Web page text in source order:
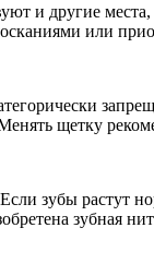
и другие
или
щетку
зубы растут
зубная